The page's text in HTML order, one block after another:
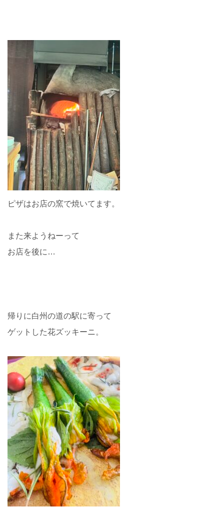
ピザはお店の窯で焼いてます。
また来ようねーって
お店を後に…
帰りに白州の道の駅に寄って
ゲットした花ズッキーニ。